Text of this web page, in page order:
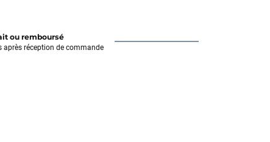
ou remboursé
après réception de commande